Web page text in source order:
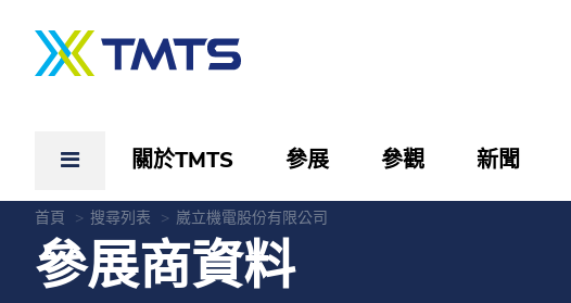
關於TMTS 參展 參觀 新聞
首頁 搜尋列表 崴立機電股份有限公司
參展商資料